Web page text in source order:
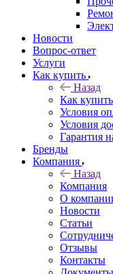
Новости
Вопрос-ответ
Услуги
Как купить
Назад
Как купить
Условия
Условия
Гарантия
Бренды
Компания
Назад
Компания
О
Новости
Статьи
Отзывы
Контакты